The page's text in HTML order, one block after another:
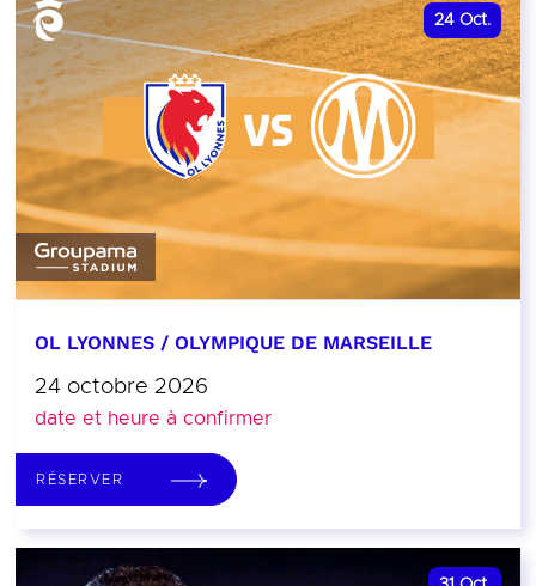
24 Oct.
OL LYONNES / OLYMPIQUE DE MARSEILLE
24 octobre 2026
date et heure à confirmer
RÉSERVER